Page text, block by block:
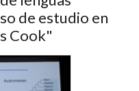
de estudio en
Cook"